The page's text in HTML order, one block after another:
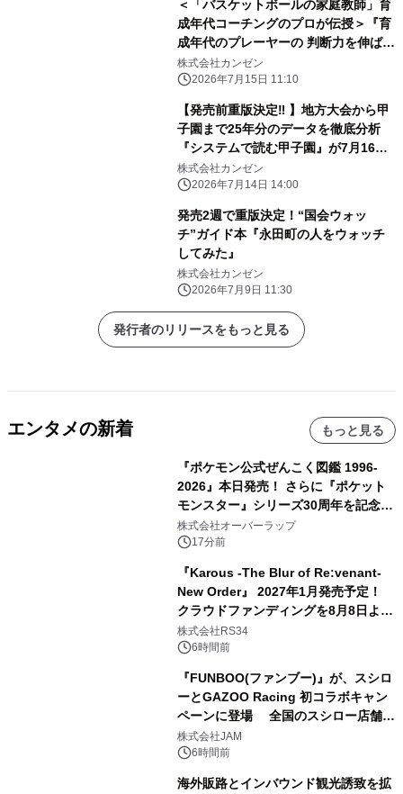
＜「バスケットボールの家庭教師」育
成年代コーチングのプロが伝授＞『育
成年代のプレーヤーの 判断力を伸ばす
バスケットボールトレーニング』7月
16日発売
株式会社カンゼン
2026年7月15日 11:10
【発売前重版決定‼ 】地方大会から甲
子園まで25年分のデータを徹底分析
『システムで読む甲子園』が7月16日
に発売
株式会社カンゼン
2026年7月14日 14:00
発売2週で重版決定！“国会ウォッ
チ”ガイド本『永田町の人をウォッチ
してみた』
株式会社カンゼン
2026年7月9日 11:30
発行者のリリースをもっと見る
エンタメの新着 もっと見る
『ポケモン公式ぜんこく図鑑 1996-
2026』本日発売！ さらに『ポケット
モンスター』シリーズ30周年を記念し
た画集『ポケットモンスター ビジュア
ルアートブック』の発売決定！ 2026
株式会社オーバーラップ
17分前
『Karous -The Blur of Re:venant-
New Order』 2027年1月発売予定！
クラウドファンディングを8月8日より
開始
株式会社RS34
6時間前
『FUNBOO(ファンブー)』が、スシロ
ーとGAZOO Racing 初コラボキャン
ペーンに登場 全国のスシロー店舗で
GR 4車種の FUNBOO(ミニカー)付き
メニューが展開されます
株式会社JAM
6時間前
海外販路とインバウンド観光誘致を拡